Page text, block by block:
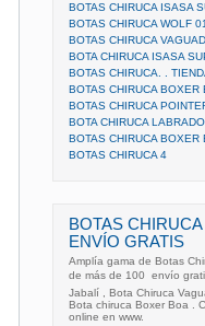
BOTAS CHIRUCA ISASA
BOTAS CHIRUCA WOLF 01
BOTAS CHIRUCA
BOTA CHIRUCA ISASA
BOTAS CHIRUCA. .
BOTAS CHIRUCA BOXER
BOTAS CHIRUCA
BOTA CHIRUCA
BOTAS CHIRUCA BOXER
BOTAS CHIRUCA 4
BOTAS
ENVÍO GRATIS
Amplía gama de Botas
de más de 100  envío
Jabalí , Bota Chiruca
Bota chiruca Boxer Boa .
online en www.